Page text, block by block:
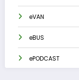
eVAN
eBUS
ePODCAST